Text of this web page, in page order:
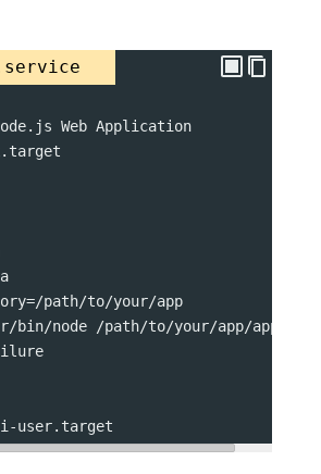
Web Application
path/to/your/app
bin/node /path/to/your/app/app.js
user.target